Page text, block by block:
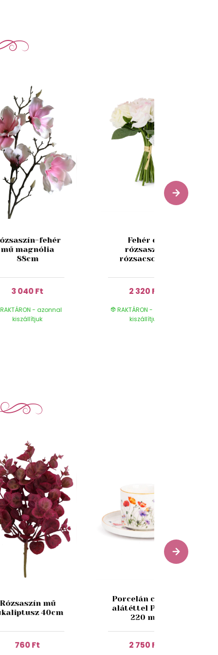
fehér
mű magnólia
88cm
3 040 Ft
RAKTÁRON - azonnal
kiszállítjuk
Fehér és
rózsaszín
rózsacsokor
2 320 Ft
RAKTÁRON - azonnal
kiszállítjuk
Rózsaszín mű
40cm
760 Ft
Porcelán csésze
alátéttel Pipacs
220 ml
2 750 Ft